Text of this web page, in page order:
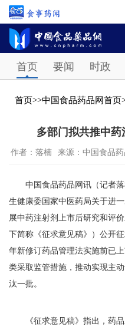
首页 要闻 时政
首页>>中国食品药品网首页
多部门拟共推中
作者：落楠 来源：中国食品药
中国食品药品网讯（记者落
生健康委国家中医药局关于进
展中药注射剂上市后研究和评
下简称《征求意见稿》）公开
年新修订药品管理法实施前已
类采取监管措施，推动实现主
汰一批。
《征求意见稿》指出，药品